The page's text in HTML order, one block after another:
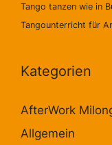
Tango tanzen wie in
Tangounterricht für
Kategorien
AfterWork
Allgemein